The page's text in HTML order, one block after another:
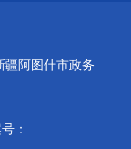
疆阿图什市政务
：